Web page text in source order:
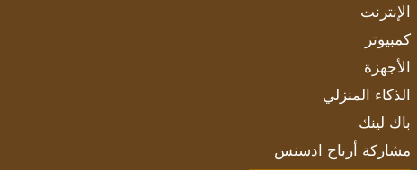
الإنترنت
كمبيوتر
الأجهزة
الذكاء المنزلي
باك لينك
مشاركة أرباح ادسنس